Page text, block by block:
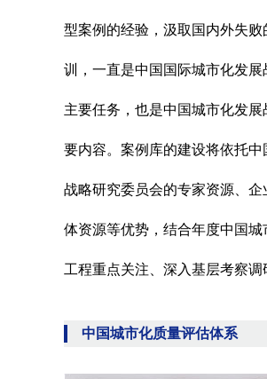
型案例的经验，汲取国内外失败
训，一直是中国国际城市化发展
主要任务，也是中国城市化发
要内容。案例库的建设将依托中
战略研究委员会的专家资源、
体资源等优势，结合年度中国城
工程重点关注、深入基层考察调
中国城市化质量评估体系